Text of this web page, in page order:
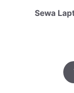
Sewa